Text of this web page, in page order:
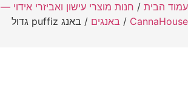
עמוד הבית / חנות מוצרי עישון ואביזרי אידוי —
CannaHouse
/ באנגים / באנג puffiz גדול